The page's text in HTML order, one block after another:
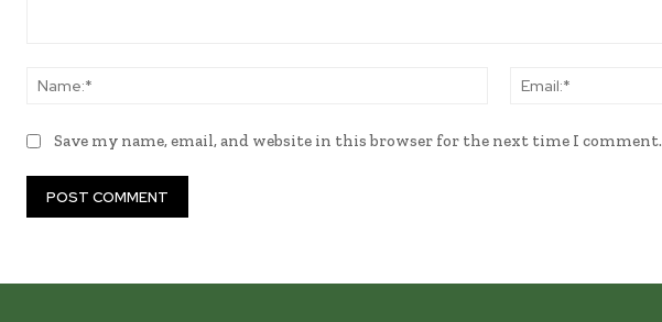
Name:*
Save my name, email, and website in this browser for the next time I comment.